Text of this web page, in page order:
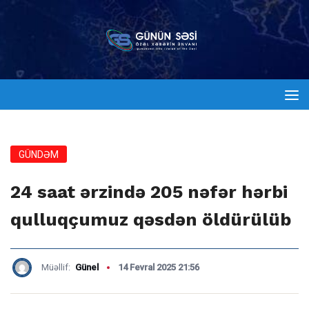
GÜNDƏM
24 saat ərzində 205 nəfər hərbi
qulluqçumuz qəsdən öldürülüb
Müəllif: Günel 14 Fevral 2025 21:56